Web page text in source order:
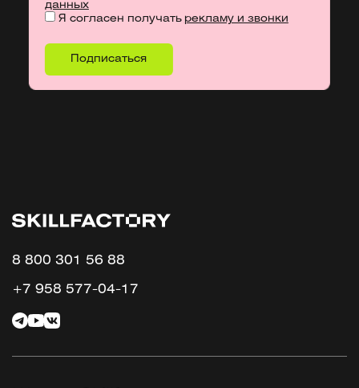
данных
Я согласен получать рекламу и звонки
8 800 301 56 88
+7 958 577-04-17